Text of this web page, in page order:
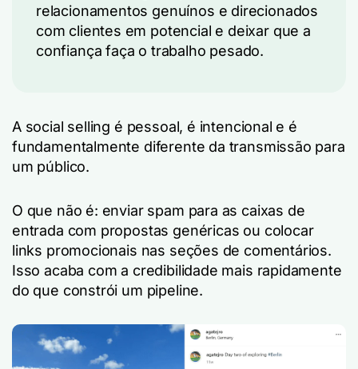
relacionamentos genuínos e direcionados
com clientes em potencial e deixar que a
confiança faça o trabalho pesado.
A social selling é pessoal, é intencional e é
fundamentalmente diferente da transmissão para
um público.
O que não é: enviar spam para as caixas de
entrada com propostas genéricas ou colocar
links promocionais nas seções de comentários.
Isso acaba com a credibilidade mais rapidamente
do que constrói um pipeline.